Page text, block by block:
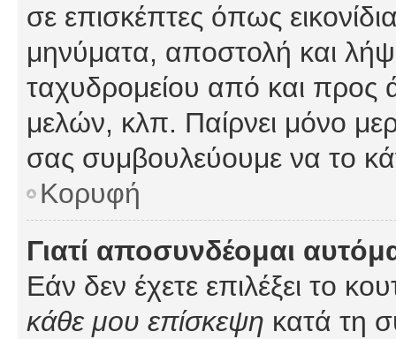
σε επισκέπτες όπως
μηνύματα, αποστολή και
ταχυδρομείου από και προς
μελών, κλπ. Παίρνει μόνο
σας συμβουλεύουμε να το
Κορυφή
Γιατί αποσυνδέομαι
Εάν δεν έχετε επιλέξει το
κάθε μου επίσκεψη κατά τη